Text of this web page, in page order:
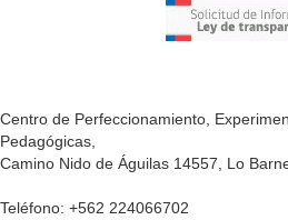
Centro de Perfeccionamiento,
Pedagógicas,
Camino Nido de Águilas 14557, Lo
Teléfono: +562 224066702